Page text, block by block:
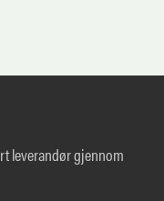
leverandør gjennom